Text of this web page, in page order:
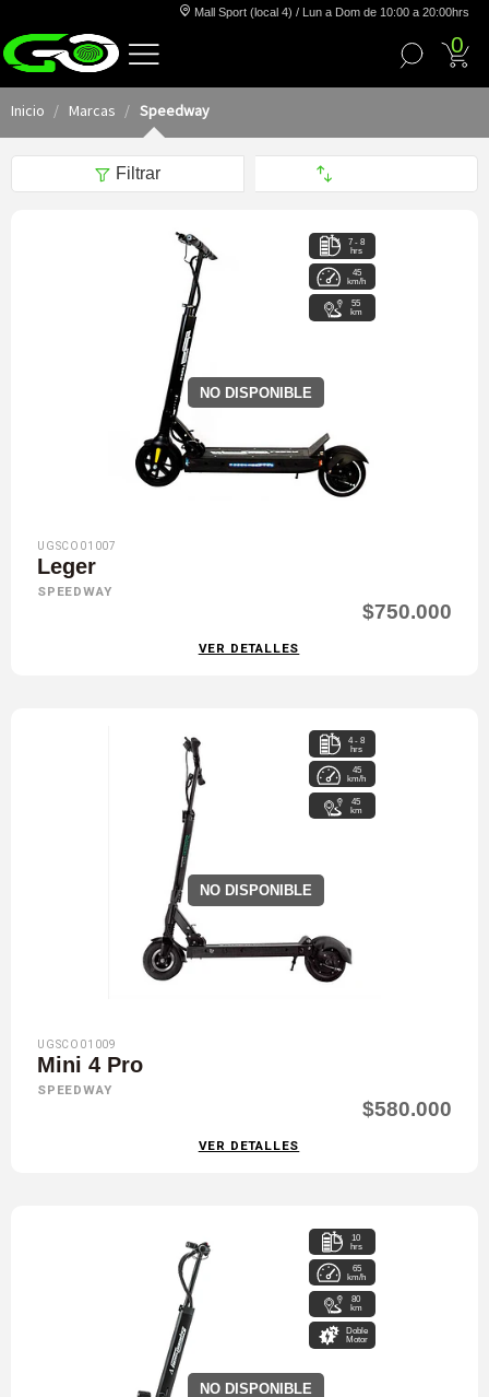
Mall Sport (local 4) / Lun a Dom de 10:00 a 20:00hrs
0
Inicio Marcas Speedway
Filtrar
NO DISPONIBLE
7 - 8
hrs
45
km/h
55
km
UGSCO01007
Leger
SPEEDWAY
$750.000
VER DETALLES
NO DISPONIBLE
4 - 8
hrs
45
km/h
45
km
UGSCO01009
Mini 4 Pro
SPEEDWAY
$580.000
VER DETALLES
NO DISPONIBLE
10
hrs
65
km/h
80
km
Doble
Motor